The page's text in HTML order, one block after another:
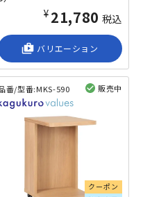
¥21,780 税込
shop_2 バリエーション
番/型番:MKS-590 販売中
クーポン